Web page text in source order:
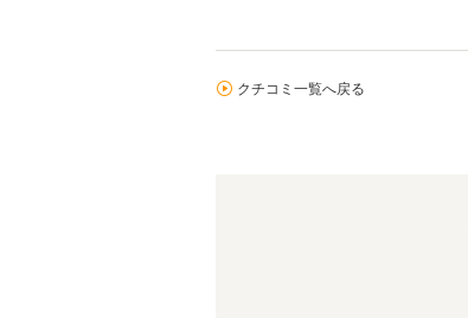
クチコミ一覧へ戻る